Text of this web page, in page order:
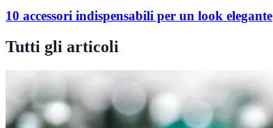
10 accessori indispensabili per un look elegante
Tutti gli articoli